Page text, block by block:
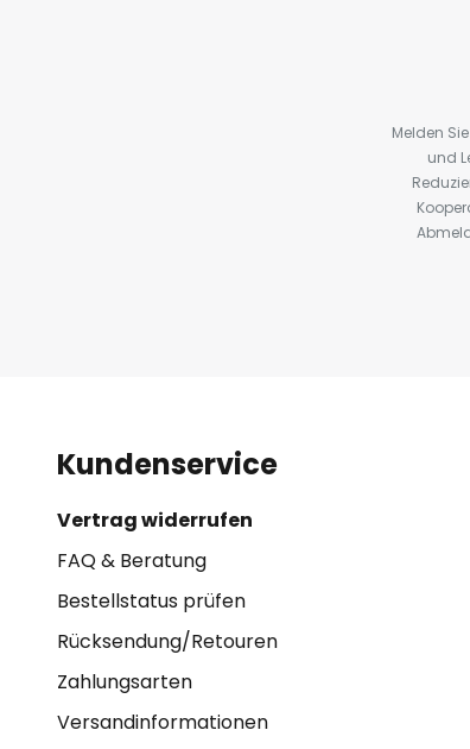
Melden
und
Kundenservice
Vertrag widerrufen
FAQ & Beratung
Bestellstatus prüfen
Rücksendung/Retouren
Zahlungsarten
Versandinformationen